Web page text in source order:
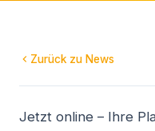
Zurück zu News
Jetzt online – Ihre